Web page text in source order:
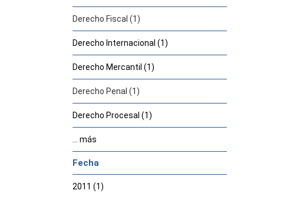
Derecho Fiscal (1)
Derecho Internacional (1)
Derecho Mercantil (1)
Derecho Penal (1)
Derecho Procesal (1)
... más
Fecha
2011 (1)